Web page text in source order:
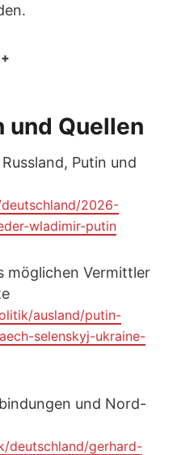
und Quellen
Putin und
2026-
wladimir-putin
möglichen Vermittler
ausland/putin-
selenskyj-ukraine-
und Nord-
deutschland/gerhard-